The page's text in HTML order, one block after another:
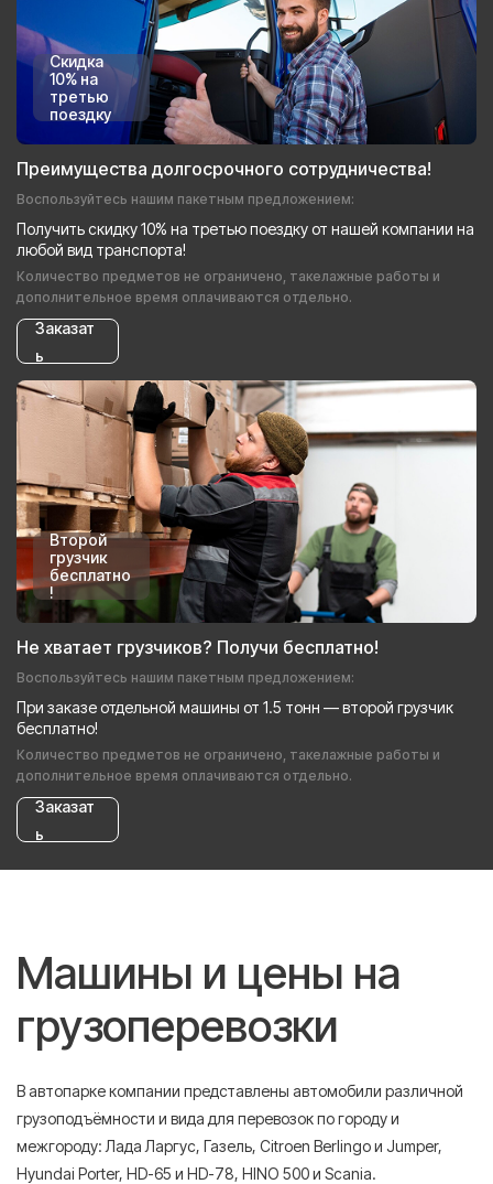
Скидка
10% на
третью
поездку
Преимущества долгосрочного сотрудничества!
Воспользуйтесь нашим пакетным предложением:
Получить скидку 10% на третью поездку от нашей компании на
любой вид транспорта!
Количество предметов не ограничено, такелажные работы и
дополнительное время оплачиваются отдельно.
Заказат
ь
Второй
грузчик
бесплатно
!
Не хватает грузчиков? Получи бесплатно!
Воспользуйтесь нашим пакетным предложением:
При заказе отдельной машины от 1.5 тонн — второй грузчик
бесплатно!
Количество предметов не ограничено, такелажные работы и
дополнительное время оплачиваются отдельно.
Заказат
ь
Машины и цены на
грузоперевозки
В автопарке компании представлены автомобили различной
грузоподъёмности и вида для перевозок по городу и
межгороду: Лада Ларгус, Газель, Citroen Berlingo и Jumper,
Hyundai Porter, HD-65 и HD-78, HINO 500 и Scania.